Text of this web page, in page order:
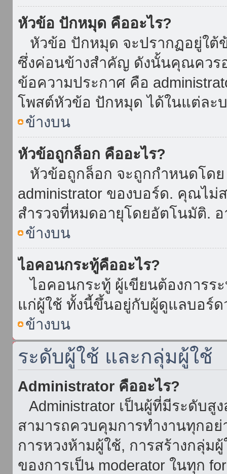
หัวข้อ ปักหมุด คืออะไร?
หัวข้อ ปักหมุด จะปรากฏอยู่ใต้
ซึ่งค่อนข้างสำคัญ ดังนั้นคุณควร
ข้อความประกาศ คือ
โพสต์หัวข้อ ปักหมุด ได้ในแต่ละ
ข้างบน
หัวข้อถูกล็อก คืออะไร?
หัวข้อถูกล็อก จะถูกกำหนดโดย
administrator ของบอร์ด. คุณไ
สำรวจที่หมดอายุโดยอัตโนมัติ.
ข้างบน
ไอคอนกระทู้คืออะไร?
ไอคอนกระทู้ ผู้เขียนต้องการร
แก่ผู้ใช้ ทั้งนี้ขึ้นอยู่กับผู้ดูแลบอร์
ข้างบน
ระดับผู้ใช้ และกลุ่มผู้ใช้
Administrator คืออะไร?
Administrator เป็นผู้ที่มีระดับ
สามารถควบคุมการทำงานทุกอ
การหวงห้ามผู้ใช้, การสร้างกลุ่ม
ของการเป็น moderator ในทุก